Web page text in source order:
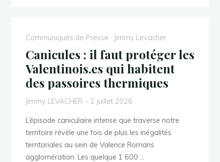
Juillet
2026
:
Escalade
violences
à
Valence
:
Un
Communiqués de Presse Jimmy Levacher
Canicules : il faut protéger les
Valentinois.es qui habitent
des passoires thermiques
Jimmy LEVACHER 2 juillet 2026
L’épisode caniculaire intense que traverse notre
territoire révèle une fois de plus les inégalités
territoriales au sein de Valence Romans
agglomération. Les quelque 1 600 …